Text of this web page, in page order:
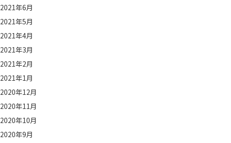
2021年6月
2021年5月
2021年4月
2021年3月
2021年2月
2021年1月
2020年12月
2020年11月
2020年10月
2020年9月